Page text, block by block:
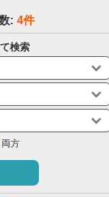
: 4件
検索
両方